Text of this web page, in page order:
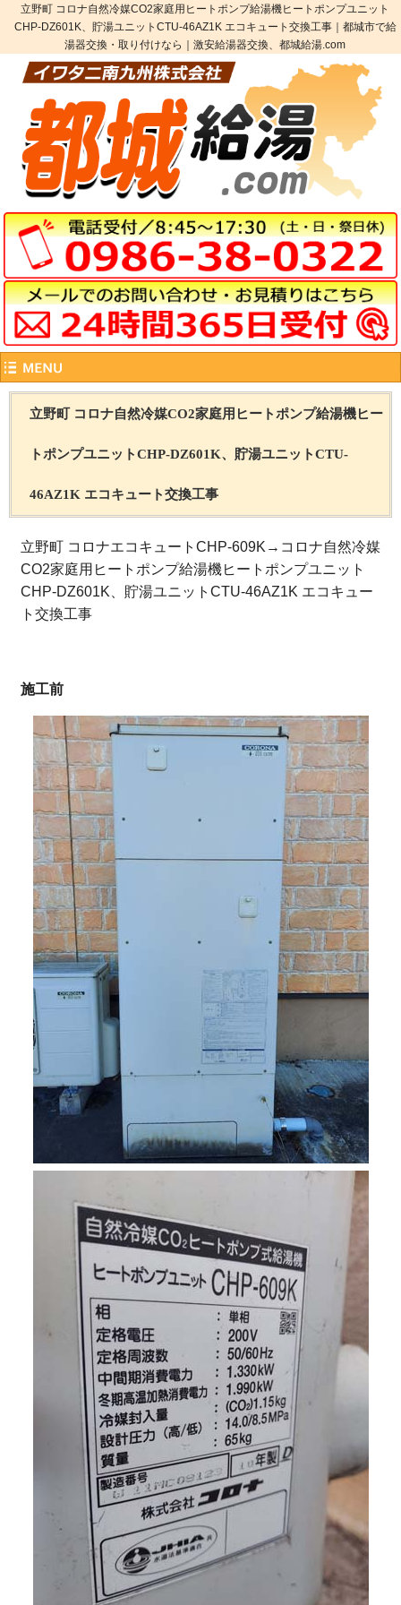
立野町 コロナ自然冷媒CO2家庭用ヒートポンプ給湯機ヒートポンプユニット
CHP-DZ601K、貯湯ユニットCTU-46AZ1K エコキュート交換工事｜都城市で給
湯器交換・取り付けなら｜激安給湯器交換、都城給湯.com
立野町 コロナ自然冷媒CO2家庭用ヒートポンプ給湯機ヒー
トポンプユニットCHP-DZ601K、貯湯ユニットCTU-
46AZ1K エコキュート交換工事
立野町 コロナエコキュートCHP-609K→コロナ自然冷媒
CO2家庭用ヒートポンプ給湯機ヒートポンプユニット
CHP-DZ601K、貯湯ユニットCTU-46AZ1K エコキュー
ト交換工事
施工前